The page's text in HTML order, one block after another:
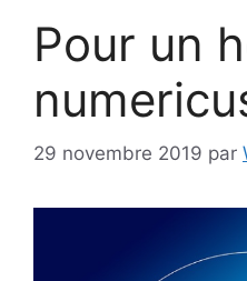
Pour un
29 novembre 2019 par